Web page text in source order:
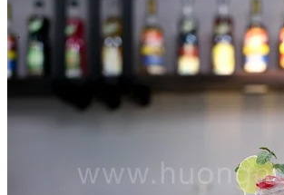
Tiếng Anh Chuyên Ngành Pha
Học Làm Kem
Học Pha Chế Trà Sữa
Chuyên Đề Pha Chế
Video Dạy Pha Chế
Làm Bánh
Nghiệp Vụ Bếp Trưởng Bếp Bánh
Nghiệp Vụ Bếp Bánh Quốc Tế
Nghiệp Vụ Quản Lý Bếp Bánh
Nghiệp Vụ Bánh Kem
Bánh Việt